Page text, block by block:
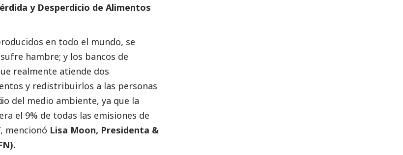
y Desperdicio de Alimentos
en todo el mundo, se
hambre; y los bancos de
realmente atiende dos
y redistribuirlos a las personas
del medio ambiente, ya que la
el 9% de todas las emisiones de
mencionó Lisa Moon, Presidenta &